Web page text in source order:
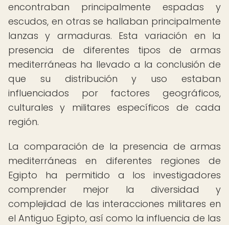
encontraban principalmente espadas y
escudos, en otras se hallaban principalmente
lanzas y armaduras. Esta variación en la
presencia de diferentes tipos de armas
mediterráneas ha llevado a la conclusión de
que su distribución y uso estaban
influenciados por factores geográficos,
culturales y militares específicos de cada
región.
La comparación de la presencia de armas
mediterráneas en diferentes regiones de
Egipto ha permitido a los investigadores
comprender mejor la diversidad y
complejidad de las interacciones militares en
el Antiguo Egipto, así como la influencia de las